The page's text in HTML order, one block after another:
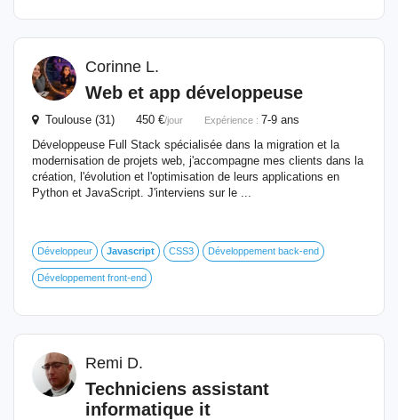
Corinne L.
Web et app développeuse
Toulouse (31) 450 €/jour Expérience : 7-9 ans
Développeuse Full Stack spécialisée dans la migration et la
modernisation de projets web, j'accompagne mes clients dans la
création, l'évolution et l'optimisation de leurs applications en
Python et JavaScript. J'interviens sur le ...
Développeur Javascript CSS3 Développement back-end
Développement front-end
Remi D.
Techniciens assistant
informatique it